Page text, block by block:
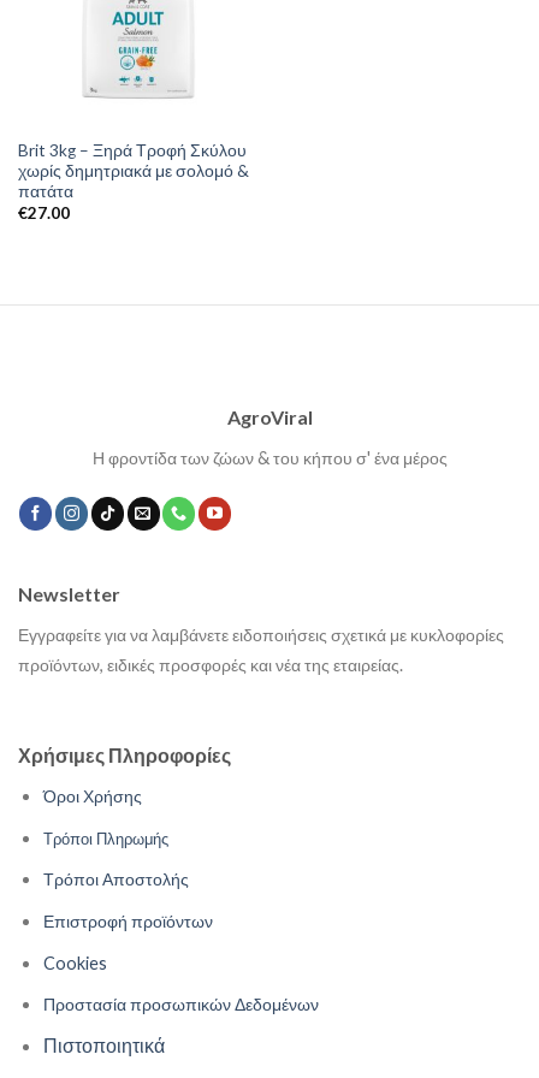
Brit 3kg – Ξηρά Τροφή Σκύλου
χωρίς δημητριακά με σολομό &
πατάτα
€27.00
AgroViral
Η φροντίδα των ζώων & του κήπου σ' ένα μέρος
Χρήσιμες Πληροφορίες
Όροι Χρήσης
Τρόποι Πληρωμής
Τρόποι Αποστολής
Επιστροφή προϊόντων
Cookies
Προστασία προσωπικών Δεδομένων
Πιστοποιητικά
Newsletter
Εγγραφείτε για να λαμβάνετε ειδοποιήσεις σχετικά με κυκλοφορίες
προϊόντων, ειδικές προσφορές και νέα της εταιρείας.